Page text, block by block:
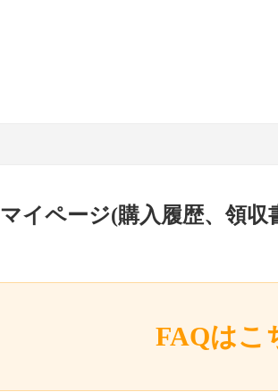
マイページ(購入履歴、領収
FAQはこ